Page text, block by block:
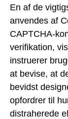
En af de
anvendes af
CAPTCHA-
verifikation,
instruerer
at bevise, at
bevidst
opfordrer til
distraherede